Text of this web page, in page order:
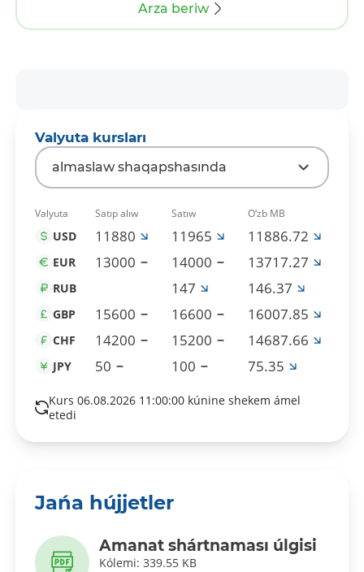
Arza beriw
Valyuta kursları
almaslaw shaqapshasında
Valyuta Satıp alıw Satıw O‘zb MB
USD 11880 11965 11886.72
EUR 13000 14000 13717.27
RUB 147 146.37
GBP 15600 16600 16007.85
CHF 14200 15200 14687.66
JPY 50 100 75.35
Kurs 06.08.2026 11:00:00 kúnine shekem ámel
etedi
Jańa hújjetler
Amanat shártnaması úlgisi
Kólemi: 339.55 KB